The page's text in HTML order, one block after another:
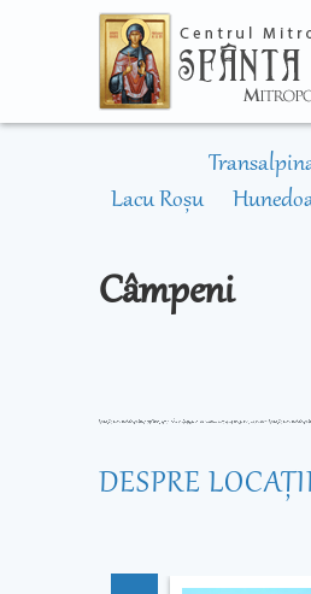
Lacu Roșu
Câmpeni
DESPRE